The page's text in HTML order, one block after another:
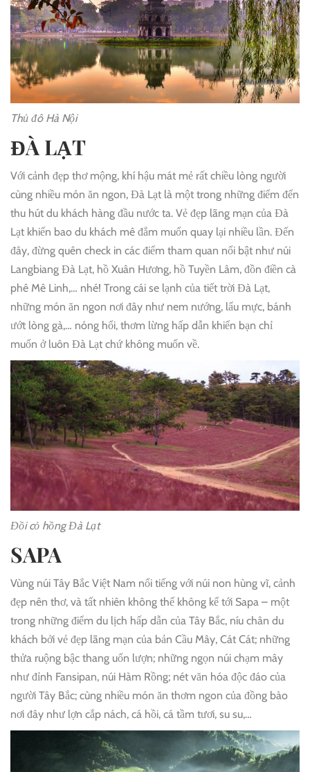
Thủ đô Hà Nội
ĐÀ LẠT
Với cảnh đẹp thơ mộng, khí hậu mát mẻ rất chiều lòng người
cùng nhiều món ăn ngon, Đà Lạt là một trong những điểm đến
thu hút du khách hàng đầu nước ta. Vẻ đẹp lãng mạn của Đà
Lạt khiến bao du khách mê đắm muốn quay lại nhiều lần. Đến
đây, đừng quên check in các điểm tham quan nổi bật như núi
Langbiang Đà Lạt, hồ Xuân Hương, hồ Tuyền Lâm, đồn điền cà
phê Mê Linh,… nhé! Trong cái se lạnh của tiết trời Đà Lạt,
những món ăn ngon nơi đây như nem nướng, lẩu mực, bánh
ướt lòng gà,… nóng hổi, thơm lừng hấp dẫn khiến bạn chỉ
muốn ở luôn Đà Lạt chứ không muốn về.
Đồi cỏ hồng Đà Lạt
SAPA
Vùng núi Tây Bắc Việt Nam nổi tiếng với núi non hùng vĩ, cảnh
đẹp nên thơ, và tất nhiên không thể không kể tới Sapa – một
trong những điểm du lịch hấp dẫn của Tây Bắc, níu chân du
khách bởi vẻ đẹp lãng mạn của bản Cầu Mây, Cát Cát; những
thửa ruộng bậc thang uốn lượn; những ngọn núi chạm mây
như đỉnh Fansipan, núi Hàm Rồng; nét văn hóa độc đáo của
người Tây Bắc; cùng nhiều món ăn thơm ngon của đồng bào
nơi đây như lợn cắp nách, cá hồi, cá tầm tươi, su su,…